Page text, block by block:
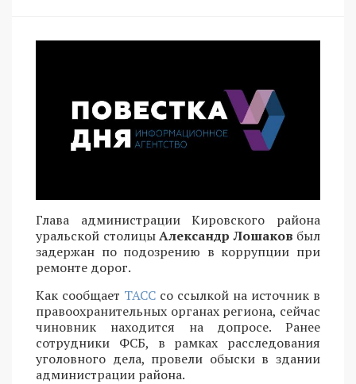
Глава администрации Кировского района
уральской столицыАлександр Лошаков был
задержан по подозрению в коррупции при
ремонте дорог.
Как сообщает ТАСС со ссылкой на источник в
правоохранительных органах региона, сейчас
чиновник находится на допросе. Ранее
сотрудники ФСБ, в рамках расследования
уголовного дела, провели обыски в здании
администрации района.